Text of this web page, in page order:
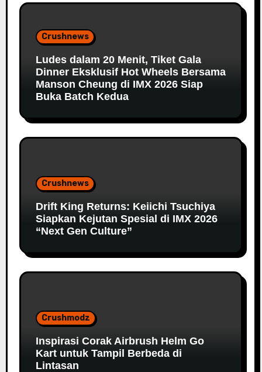
Crushnews
Ludes dalam 20 Menit, Tiket Gala
Dinner Eksklusif Hot Wheels Bersama
Manson Cheung di IMX 2026 Siap
Buka Batch Kedua
Crushnews
Drift King Returns: Keiichi Tsuchiya
Siapkan Kejutan Spesial di IMX 2026
“Next Gen Culture”
Crushmodz
Inspirasi Corak Airbrush Helm Go
Kart untuk Tampil Berbeda di
Lintasan